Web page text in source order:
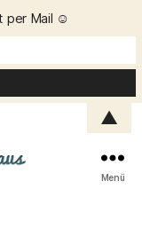
Menü
per Mail ☺️
▲